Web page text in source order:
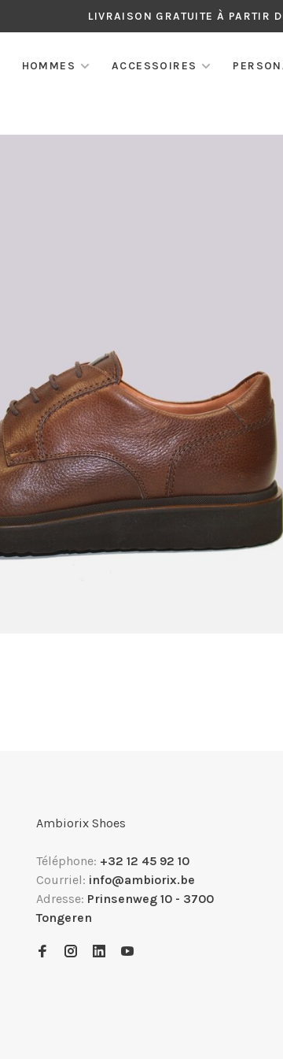
LIVRAISON GRATUITE À PARTIR
HOMMES ACCESSOIRES
Ambiorix Shoes
Téléphone: +32 12 45 92 10
Courriel: info@ambiorix.be
Adresse: Prinsenweg 10 - 3700
Tongeren